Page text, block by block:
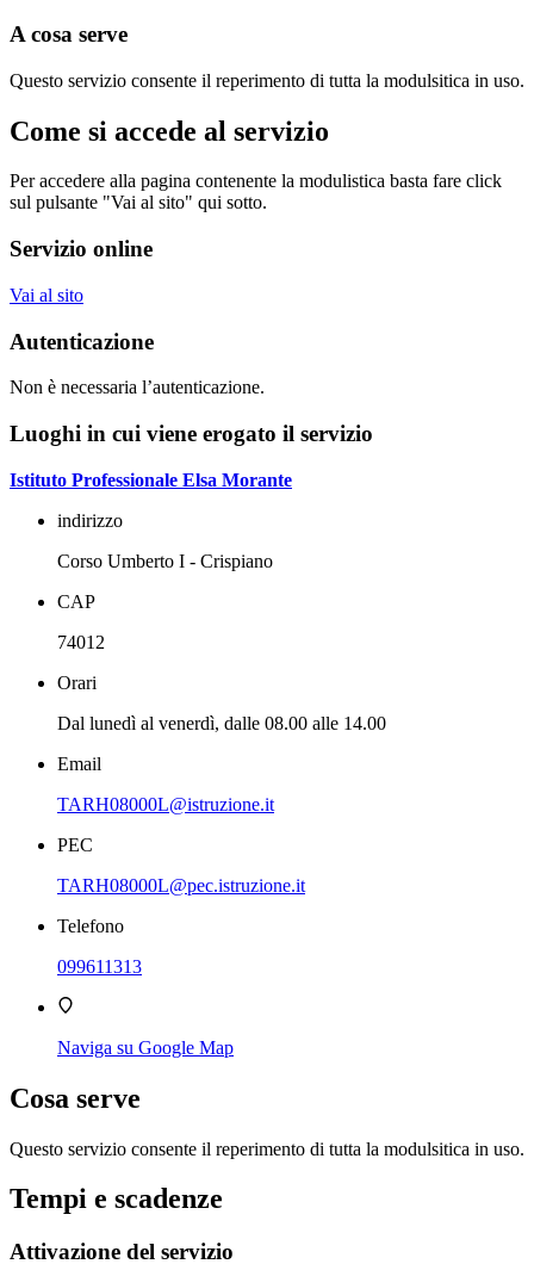
A cosa serve
Questo servizio consente il reperimento di tutta la modulsitica in uso.
Come si accede al servizio
Per accedere alla pagina contenente la modulistica basta fare click
sul pulsante "Vai al sito" qui sotto.
Servizio online
Vai al sito
Autenticazione
Non è necessaria l’autenticazione.
Luoghi in cui viene erogato il servizio
Istituto Professionale Elsa Morante
indirizzo
Corso Umberto I - Crispiano
CAP
74012
Orari
Dal lunedì al venerdì, dalle 08.00 alle 14.00
Email
TARH08000L@istruzione.it
PEC
TARH08000L@pec.istruzione.it
Telefono
099611313
Naviga su Google Map
Cosa serve
Questo servizio consente il reperimento di tutta la modulsitica in uso.
Tempi e scadenze
Attivazione del servizio